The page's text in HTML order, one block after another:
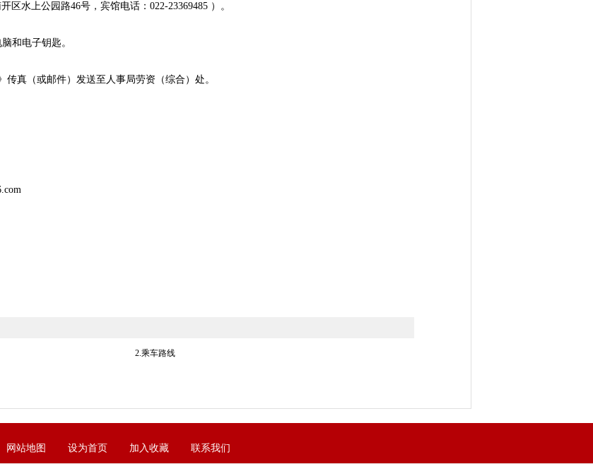
水上公园路46号，宾馆电话：022-23369485 ）。
和电子钥匙。
真（或邮件）发送至人事局劳资（综合）处。
2.乘车路线
网站地图 设为首页 加入收藏 联系我们